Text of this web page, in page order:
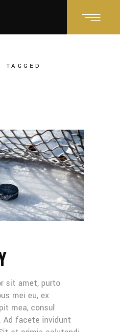
TAGGED
sit amet, purto
mei eu, ex
mea, consul
Ad facete invidunt